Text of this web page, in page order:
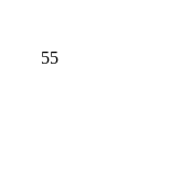
55